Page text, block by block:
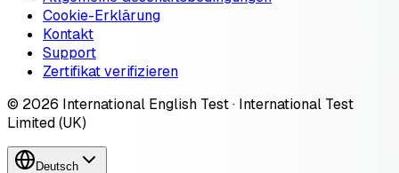
Cookie-Erklärung
Kontakt
Support
Zertifikat verifizieren
© 2026 International English Test · International Test
Limited (UK)
Deutsch